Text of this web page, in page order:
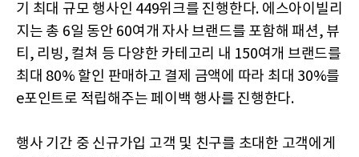
기 최대 규모 행사인 449위크를 진행한다. 에스아이빌리
지는 총 6일 동안 60여개 자사 브랜드를 포함해 패션, 뷰
티, 리빙, 컬쳐 등 다양한 카테고리 내 150여개 브랜드를
최대 80% 할인 판매하고 결제 금액에 따라 최대 30%를
e포인트로 적립해주는 페이백 행사를 진행한다.
행사 기간 중 신규가입 고객 및 친구를 초대한 고객에게